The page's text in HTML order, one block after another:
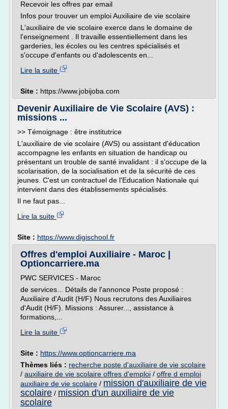
Recevoir les offres par email
Infos pour trouver un emploi Auxiliaire de vie scolaire
L'auxiliaire de vie scolaire exerce dans le domaine de
l'enseignement . Il travaille essentiellement dans les
garderies, les écoles ou les centres spécialisés et
s'occupe d'enfants ou d'adolescents en...
Lire la suite
Site : https://www.jobijoba.com
Devenir Auxiliaire de Vie Scolaire (AVS) :
missions ...
>> Témoignage : être institutrice
L'auxiliaire de vie scolaire (AVS) ou assistant d'éducation
accompagne les enfants en situation de handicap ou
présentant un trouble de santé invalidant : il s'occupe de la
scolarisation, de la socialisation et de la sécurité de ces
jeunes. C'est un contractuel de l'Education Nationale qui
intervient dans des établissements spécialisés.
Il ne faut pas...
Lire la suite
Site : https://www.digischool.fr
Offres d'emploi Auxiliaire - Maroc |
Optioncarriere.ma
PWC SERVICES - Maroc
de services... Détails de l'annonce Poste proposé :
Auxiliaire d'Audit (H/F) Nous recrutons des Auxiliaires
d'Audit (H/F). Missions : Assurer..., assistance à
formations,...
Lire la suite
Site : https://www.optioncarriere.ma
Thèmes liés : recherche poste d'auxiliaire de vie scolaire
/ auxiliaire de vie scolaire offres d'emploi / offre d emploi
auxiliaire de vie scolaire / mission d'auxiliaire de vie
scolaire / mission d'un auxiliaire de vie
scolaire